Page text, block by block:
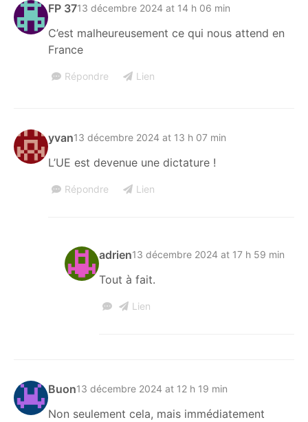
FP 3713 décembre 2024 at 14 h 06 min
C’est malheureusement ce qui nous attend en
France
Répondre Lien
yvan13 décembre 2024 at 13 h 07 min
L’UE est devenue une dictature !
Répondre Lien
adrien13 décembre 2024 at 17 h 59 min
Tout à fait.
Lien
Buon13 décembre 2024 at 12 h 19 min
Non seulement cela, mais immédiatement